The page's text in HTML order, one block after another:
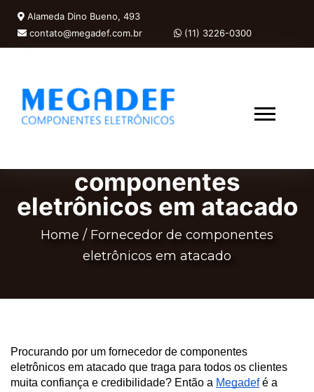
Alameda Dino Bueno, 493
contato@megadef.com.br
(11) 3226-0300
componentes
eletrônicos em atacado
Home / Fornecedor de componentes
eletrônicos em atacado
Procurando por um fornecedor de componentes
eletrônicos em atacado que traga para todos os clientes
muita confiança e credibilidade? Então a Megadef é a